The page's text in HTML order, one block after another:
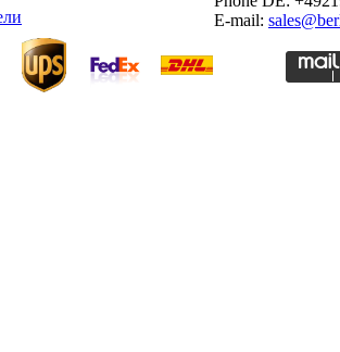
E-mail: